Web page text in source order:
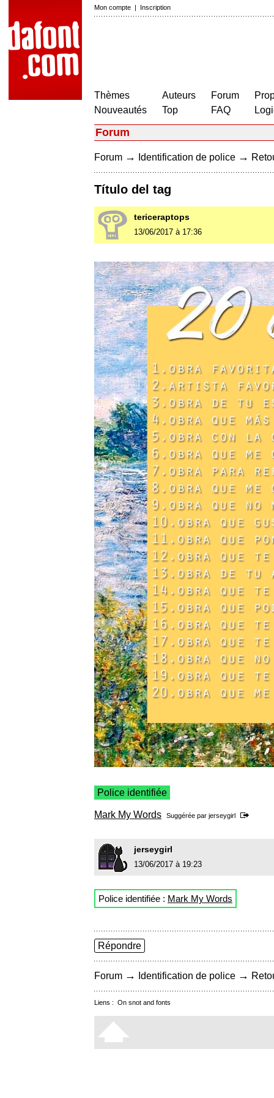
Mon compte | Inscription
Thèmes
Nouveautés
Auteurs
Top
Forum
FAQ
Forum
Forum → Identification de police →
Título del tag
tericeraptops
13/06/2017 à 17:36
Police identifiée
Mark My Words Suggérée par jerseygirl
jerseygirl
13/06/2017 à 19:23
Police identifiée : Mark My Words
Répondre
Forum → Identification de police →
Liens : On snot and fonts